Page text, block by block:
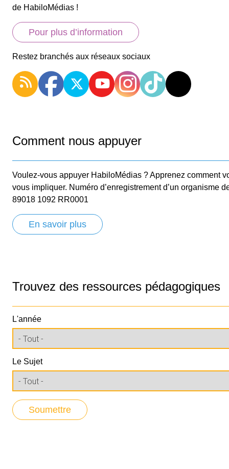
de HabiloMédias !
Pour plus d’information
Restez branchés aux réseaux sociaux
Comment nous appuyer
Voulez-vous appuyer HabiloMédias ? Apprenez comment
vous impliquer. Numéro d’enregistrement d’un organisme
89018 1092 RR0001
En savoir plus
Trouvez des ressources pédagogiques
L'année
Le Sujet